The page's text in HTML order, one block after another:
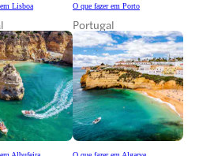
Lisboa O que fazer em Porto
Portugal